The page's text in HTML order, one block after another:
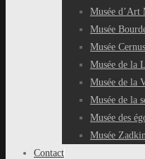
Musée d’Art
Musée
Musée
Musée de la
Musée de la
Musée de la
Musée des
Musée
Contact